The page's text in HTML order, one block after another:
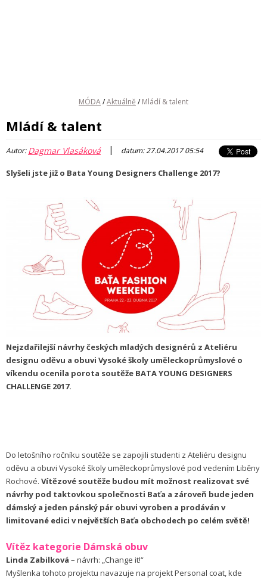
MÓDA/Aktuálně / Mládí & talent
Mládí & talent
Autor:Dagmar Vlasáková | datum: 27.04.2017 05:54
Slyšeli jste již o Bata Young Designers Challenge 2017?
Nejzdařilejší návrhy českých mladých designérů z Ateliéru
designu oděvu a obuvi Vysoké školy uměleckoprůmyslové o
víkendu ocenila porota soutěže BATA YOUNG DESIGNERS
CHALLENGE 2017.
Do letošního ročníku soutěže se zapojili studenti z Ateliéru designu
oděvu a obuvi Vysoké školy uměleckoprůmyslové pod vedením Liběny
Rochové. Vítězové soutěže budou mít možnost realizovat své
návrhy pod taktovkou společnosti Baťa a zároveň bude jeden
dámský a jeden pánský pár obuvi vyroben a prodáván v
limitované edici v největších Baťa obchodech po celém světě!
Vítěz kategorie Dámská obuv
Linda Zabilková – návrh: „Change it!“
Myšlenka tohoto projektu navazuje na projekt Personal coat, kde